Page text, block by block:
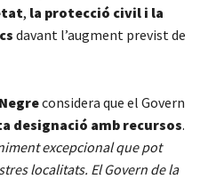
, la protecció civil i la
davant l’augment previst de
considera que el Govern
designació amb recursos.
excepcional que pot
localitats. El Govern de la